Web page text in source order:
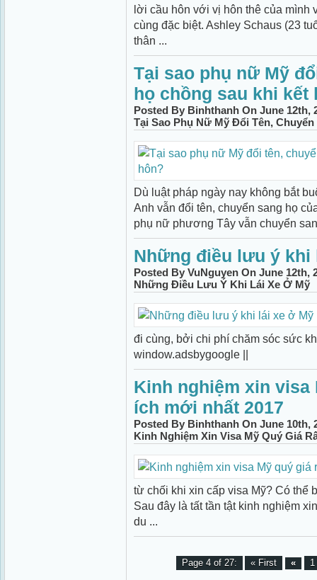
lời cầu hôn với vị hôn thê của mình
cùng đặc biệt. Ashley Schaus (23
thân ...
Tại sao phụ nữ Mỹ
họ chồng sau khi kết
Posted By Binhthanh On June 12th,
Tại Sao Phụ Nữ Mỹ Đổi Tên,
Dù luật pháp ngày nay không bắt
Anh vẫn đổi tên, chuyển sang họ
phụ nữ phương Tây vẫn chuyển
Những điều lưu ý khi
Posted By VuNguyen On June 12th,
Những Điều Lưu Ý Khi Lái Xe Ở Mỹ
đi cùng, bởi chi phí chăm sóc sức
window.adsbygoogle ||
Kinh nghiệm xin
ích mới nhất 2017
Posted By Binhthanh On June 10th,
Kinh Nghiệm Xin Visa Mỹ Quý Giá
từ chối khi xin cấp visa Mỹ? Có thể
Sau đây là tất tần tật kinh nghiệm
du ...
Page 4 of 27: « First « 1